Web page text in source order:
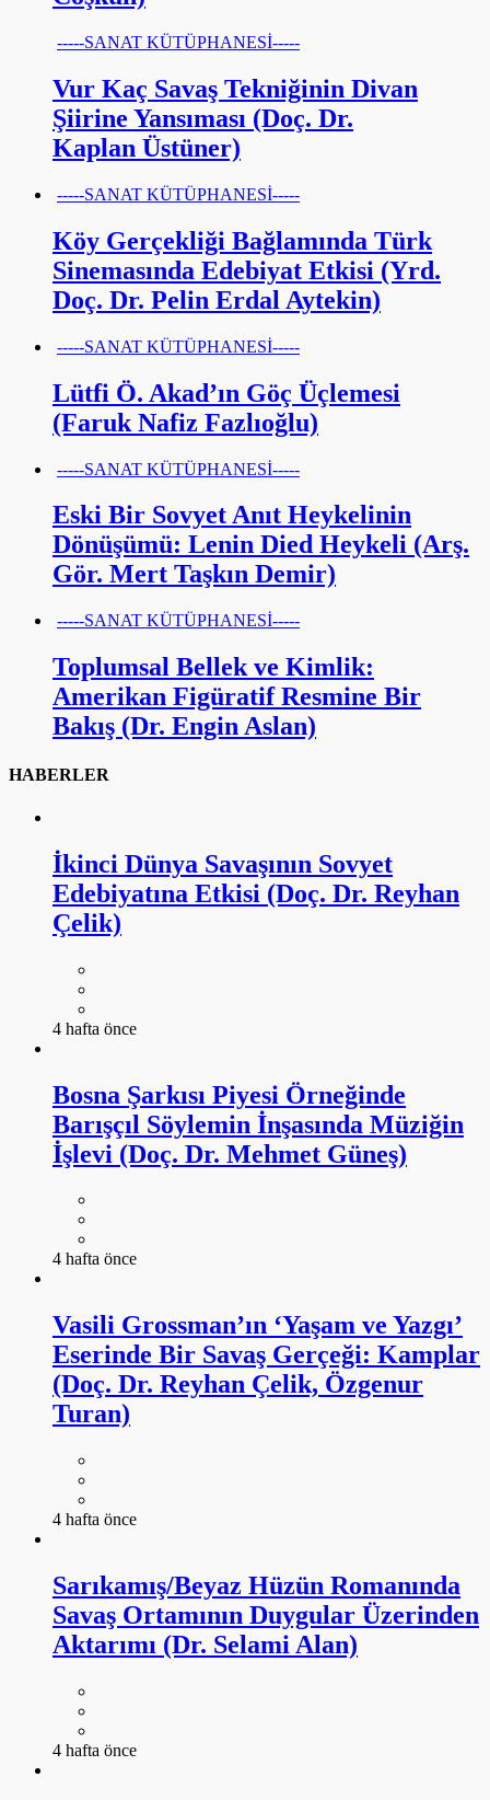
-----SANAT KÜTÜPHANESİ-----
Vur Kaç Savaş Tekniğinin Divan
Şiirine Yansıması (Doç. Dr.
Kaplan Üstüner)
-----SANAT KÜTÜPHANESİ-----
Köy Gerçekliği Bağlamında Türk
Sinemasında Edebiyat Etkisi (Yrd.
Doç. Dr. Pelin Erdal Aytekin)
-----SANAT KÜTÜPHANESİ-----
Lütfi Ö. Akad’ın Göç Üçlemesi
(Faruk Nafiz Fazlıoğlu)
-----SANAT KÜTÜPHANESİ-----
Eski Bir Sovyet Anıt Heykelinin
Dönüşümü: Lenin Died Heykeli (Arş.
Gör. Mert Taşkın Demir)
-----SANAT KÜTÜPHANESİ-----
Toplumsal Bellek ve Kimlik:
Amerikan Figüratif Resmine Bir
Bakış (Dr. Engin Aslan)
HABERLER
İkinci Dünya Savaşının Sovyet
Edebiyatına Etkisi (Doç. Dr. Reyhan
Çelik)
4 hafta önce
Bosna Şarkısı Piyesi Örneğinde
Barışçıl Söylemin İnşasında Müziğin
İşlevi (Doç. Dr. Mehmet Güneş)
4 hafta önce
Vasili Grossman’ın ‘Yaşam ve Yazgı’
Eserinde Bir Savaş Gerçeği: Kamplar
(Doç. Dr. Reyhan Çelik, Özgenur
Turan)
4 hafta önce
Sarıkamış/Beyaz Hüzün Romanında
Savaş Ortamının Duygular Üzerinden
Aktarımı (Dr. Selami Alan)
4 hafta önce